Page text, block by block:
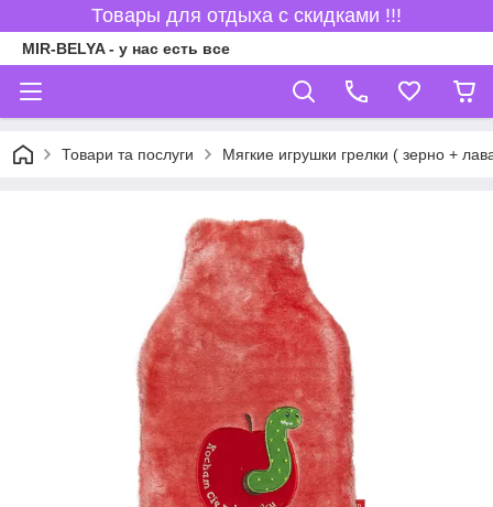
Товары для отдыха с скидками !!!
MIR-BELYA - у нас есть все
Товари та послуги Мягкие игрушки грелки ( зерно +